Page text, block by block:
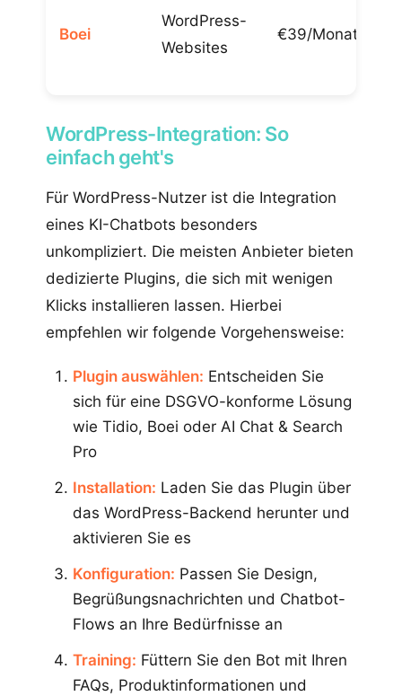
Boei
WordPress-
Websites
€39/Monat
WordPress-Integration: So
einfach geht's
Für WordPress-Nutzer ist die Integration
eines KI-Chatbots besonders
unkompliziert. Die meisten Anbieter bieten
dedizierte Plugins, die sich mit wenigen
Klicks installieren lassen. Hierbei
empfehlen wir folgende Vorgehensweise:
Plugin auswählen: Entscheiden Sie
sich für eine DSGVO-konforme Lösung
wie Tidio, Boei oder AI Chat & Search
Pro
Installation: Laden Sie das Plugin über
das WordPress-Backend herunter und
aktivieren Sie es
Konfiguration: Passen Sie Design,
Begrüßungsnachrichten und Chatbot-
Flows an Ihre Bedürfnisse an
Training: Füttern Sie den Bot mit Ihren
FAQs, Produktinformationen und